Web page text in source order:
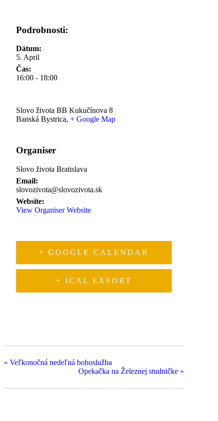
Podrobnosti:
Dátum:
5. April
Čas:
16:00 - 18:00
Slovo života BB Kukučínova 8
Banská Bystrica, + Google Map
Organiser
Slovo života Bratislava
Email:
slovozivota@slovozivota.sk
Website:
View Organiser Website
+ GOOGLE CALENDAR
+ ICAL EXPORT
« Veľkonočná nedeľná bohoslužba
Opekačka na Železnej studničke »